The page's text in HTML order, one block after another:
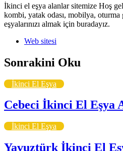
İkinci el eşya alanlar sitemize Hoş
kombi, yatak odası, mobilya, oturma
eşyalarınızı almak için buradayız.
Web sitesi
Sonrakini Oku
İkinci El Eşya
Cebeci İkinci El Eşya
İkinci El Eşya
Yavuztürk İkinci El